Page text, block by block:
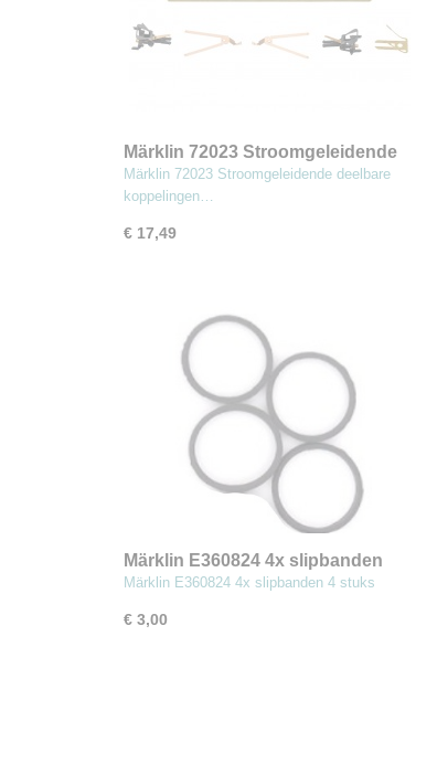
Märklin 72023 Stroomgeleidende
deelbare koppelingen
"Donnerbüchse"
Märklin 72023 Stroomgeleidende deelbare
koppelingen…
€ 17,49
Märklin E360824 4x slipbanden
Märklin E360824 4x slipbanden 4 stuks
€ 3,00